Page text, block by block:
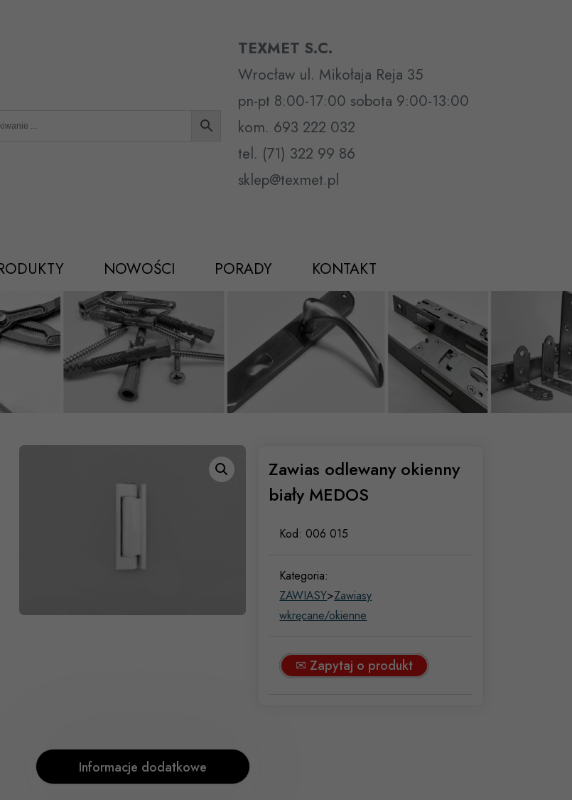
TEXMET S.C.
Wrocław ul. Mikołaja Reja 35
pn-pt 8:00-17:00 sobota 9:00-13:00
kom. 693 222 032
tel. (71) 322 99 86
sklep@texmet.pl
NOWOŚCI PORADY KONTAKT
Zawias odlewany okienny
biały MEDOS
Kod: 006 015
Kategoria:
ZAWIASY>Zawiasy
wkręcane/okienne
✉ Zapytaj o produkt
Informacje dodatkowe